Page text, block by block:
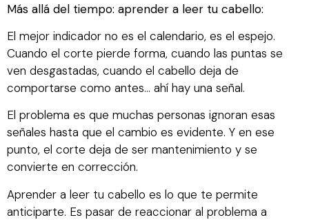
Más allá del tiempo: aprender a leer tu cabello:
El mejor indicador no es el calendario, es el espejo.
Cuando el corte pierde forma, cuando las puntas se
ven desgastadas, cuando el cabello deja de
comportarse como antes… ahí hay una señal.
El problema es que muchas personas ignoran esas
señales hasta que el cambio es evidente. Y en ese
punto, el corte deja de ser mantenimiento y se
convierte en corrección.
Aprender a leer tu cabello es lo que te permite
anticiparte. Es pasar de reaccionar al problema a